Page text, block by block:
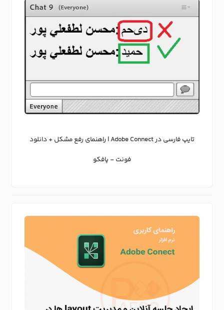
تایپ فارسی در Adobe Connect | راهنمای رفع مشکل + دانلود
فونت - پافکو